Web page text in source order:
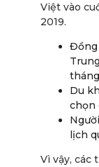
Việt vào
2019.
Đồng
Du
chọn
lịch
Vì vậy, các